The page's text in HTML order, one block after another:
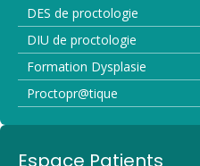
DES de proctologie
DIU de proctologie
Formation Dysplasie
Proctopr@tique
Espace Patients